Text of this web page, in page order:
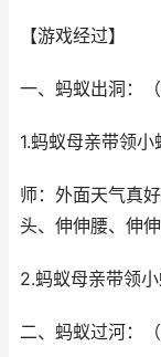
【游戏经过】
一、蚂蚁出洞：（
1.蚂蚁母亲带领小
师：外面天气真
头、伸伸腰、伸
2.蚂蚁母亲带领小
二、蚂蚁过河：